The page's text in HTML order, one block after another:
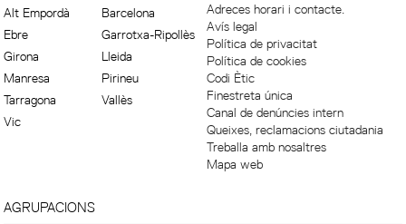
Alt Empordà
Barcelona
Ebre
Garrotxa-Ripollès
Girona
Lleida
Manresa
Pirineu
Tarragona
Vallès
Vic
Adreces horari i contacte.
Avís legal
Política de privacitat
Política de cookies
Codi Ètic
Finestreta única
Canal de denúncies intern
Queixes, reclamacions ciutadania
Treballa amb nosaltres
Mapa web
AGRUPACIONS